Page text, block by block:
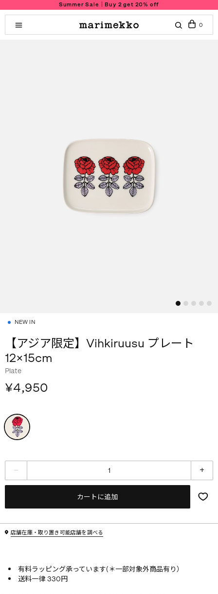
Summer Sale｜Buy 2 get 20% off
0
NEW IN
【アジア限定】Vihkiruusu プレート
12×15cm
Plate
¥4,950
カートに追加
店舗在庫・取り置き可能店舗を調べる
有料ラッピング承っています(＊一部対象外商品有り）
送料一律 330円